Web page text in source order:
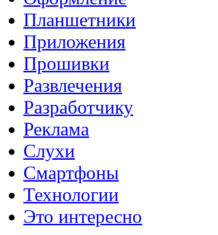
Планшетники
Приложения
Прошивки
Развлечения
Разработчику
Реклама
Слухи
Смартфоны
Технологии
Это интересно